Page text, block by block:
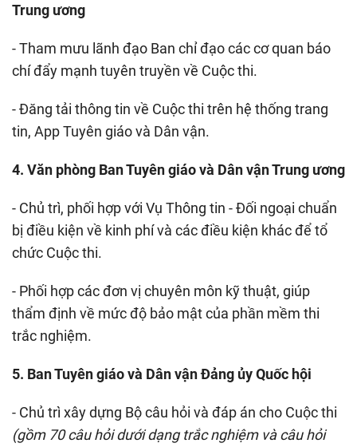
Trung ương
- Tham mưu lãnh đạo Ban chỉ đạo các cơ quan báo
chí đẩy mạnh tuyên truyền về Cuộc thi.
- Đăng tải thông tin về Cuộc thi trên hệ thống trang
tin, App Tuyên giáo và Dân vận.
4. Văn phòng Ban Tuyên giáo và Dân vận Trung ương
- Chủ trì, phối hợp với Vụ Thông tin - Đối ngoại chuẩn
bị điều kiện về kinh phí và các điều kiện khác để tổ
chức Cuộc thi.
- Phối hợp các đơn vị chuyên môn kỹ thuật, giúp
thẩm định về mức độ bảo mật của phần mềm thi
trắc nghiệm.
5. Ban Tuyên giáo và Dân vận Đảng ủy Quốc hội
- Chủ trì xây dựng Bộ câu hỏi và đáp án cho Cuộc thi
(gồm 70 câu hỏi dưới dạng trắc nghiệm và câu hỏi